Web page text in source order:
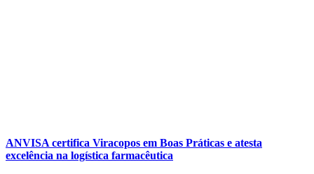
ANVISA certifica Viracopos em Boas Práticas e atesta
excelência na logística farmacêutica